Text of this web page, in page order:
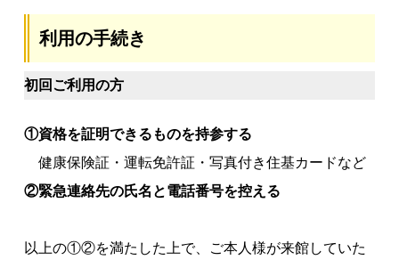
利用の手続き
初回ご利用の方
①資格を証明できるものを持参する
健康保険証・運転免許証・写真付き住基カードなど
②緊急連絡先の氏名と電話番号を控える
以上の①②を満たした上で、ご本人様が来館していた